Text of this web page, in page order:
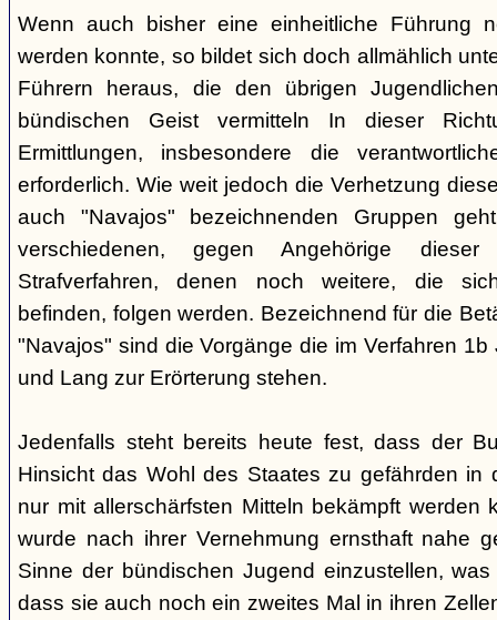
Wenn auch bisher eine einheitliche Führung
werden konnte, so bildet sich doch allmählich
Führern heraus, die den übrigen
bündischen Geist vermitteln In dieser
Ermittlungen, insbesondere die
erforderlich. Wie weit jedoch die Verhetzung
auch "Navajos" bezeichnenden Gruppen
verschiedenen, gegen Angehörige dieser
Strafverfahren, denen noch weitere, die
befinden, folgen werden. Bezeichnend für die
"Navajos" sind die Vorgänge die im Verfahren
und Lang zur Erörterung stehen.
Jedenfalls steht bereits heute fest, dass der
Hinsicht das Wohl des Staates zu gefährden in
nur mit allerschärfsten Mitteln bekämpft werden
wurde nach ihrer Vernehmung ernsthaft nahe
Sinne der bündischen Jugend einzustellen,
dass sie auch noch ein zweites Mal in ihren